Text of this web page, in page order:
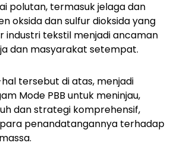
polutan, termasuk jelaga dan
oksida dan sulfur dioksida yang
industri tekstil menjadi ancaman
dan masyarakat setempat.
tersebut di atas, menjadi
Mode PBB untuk meninjau,
dan strategi komprehensif,
penandatangannya terhadap